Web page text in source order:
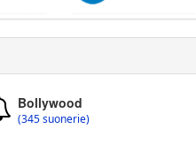
Bollywood
(345 suonerie)